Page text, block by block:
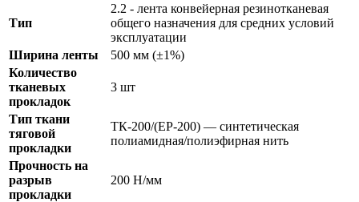
Тип
2.2 - лента конвейерная резинотканевая
общего назначения для средних условий
эксплуатации
Ширина ленты
500 мм (±1%)
Количество
тканевых
прокладок
3 шт
Тип ткани
тяговой
прокладки
ТК-200/(ЕР-200) — синтетическая
полиамидная/полиэфирная нить
Прочность на
разрыв
прокладки
200 Н/мм